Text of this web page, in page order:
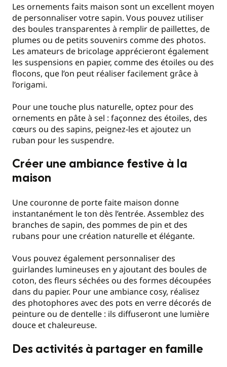
Les ornements faits maison sont un excellent moyen
de personnaliser votre sapin. Vous pouvez utiliser
des boules transparentes à remplir de paillettes, de
plumes ou de petits souvenirs comme des photos.
Les amateurs de bricolage apprécieront également
les suspensions en papier, comme des étoiles ou des
flocons, que l’on peut réaliser facilement grâce à
l’origami.
Pour une touche plus naturelle, optez pour des
ornements en pâte à sel : façonnez des étoiles, des
cœurs ou des sapins, peignez-les et ajoutez un
ruban pour les suspendre.
Créer une ambiance festive à la
maison
Une couronne de porte faite maison donne
instantanément le ton dès l’entrée. Assemblez des
branches de sapin, des pommes de pin et des
rubans pour une création naturelle et élégante.
Vous pouvez également personnaliser des
guirlandes lumineuses en y ajoutant des boules de
coton, des fleurs séchées ou des formes découpées
dans du papier. Pour une ambiance cosy, réalisez
des photophores avec des pots en verre décorés de
peinture ou de dentelle : ils diffuseront une lumière
douce et chaleureuse.
Des activités à partager en famille